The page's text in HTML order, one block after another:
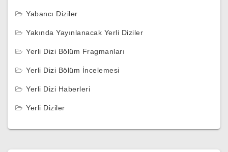
Yabancı Diziler
Yakında Yayınlanacak Yerli Diziler
Yerli Dizi Bölüm Fragmanları
Yerli Dizi Bölüm İncelemesi
Yerli Dizi Haberleri
Yerli Diziler